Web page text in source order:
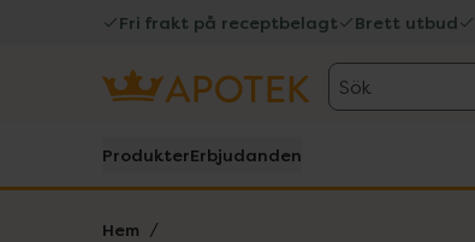
Fri frakt på receptbelagt Brett utbud
Sök
ProdukterErbjudanden
Hem